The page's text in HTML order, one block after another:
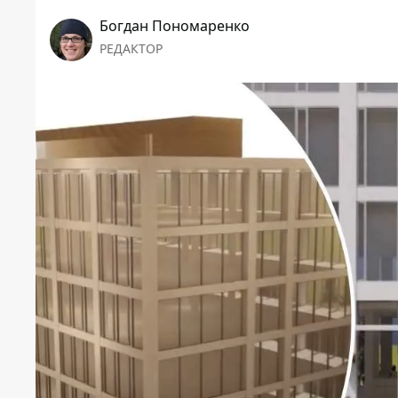
Богдан Пономаренко
РЕДАКТОР